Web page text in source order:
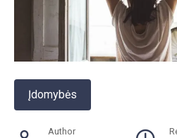
Įdomybės
Author